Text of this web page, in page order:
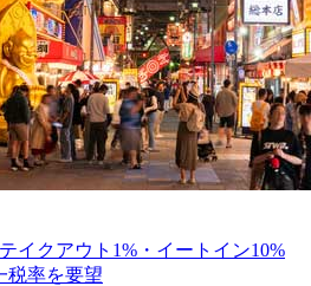
イクアウト1%・イートイン10%
税率を要望